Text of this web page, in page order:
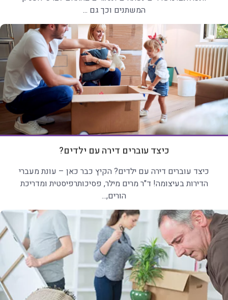
המשתנים וכך גם ...
כיצד עוברים דירה עם ילדים?
כיצד עוברים דירה עם ילדים? הקיץ כבר כאן – עונת מעברי
הדירות בעיצומה! ד"ר מרים מילר, פסיכותרפיסטית ומדריכת
הורים,...